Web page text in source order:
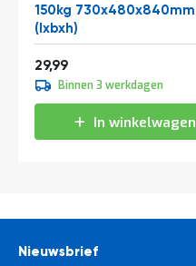
150kg 730x480x840mm
(lxbxh)
29,99
Binnen 3 werkdagen
In winkelwagen
Nieuwsbrief